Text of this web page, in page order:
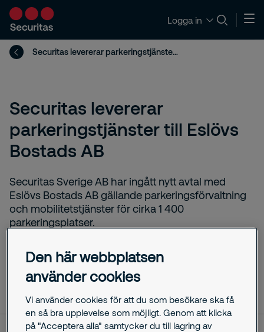
Logga in
Securitas levererar parkeringstjänster till Eslövs Bostads AB
Securitas levererar
parkeringstjänster till Eslövs
Bostads AB
Securitas Sverige AB har ingått nytt avtal med
Eslövs Bostads AB gällande parkeringsförvaltning
och mobilitetstjänster för cirka 1 400
parkeringsplatser.
oktober 29, 2025
Den här webbplatsen
använder cookies
Vi använder cookies för att du som besökare ska få
en så bra upplevelse som möjligt. Genom att klicka
på "Acceptera alla" samtycker du till lagring av